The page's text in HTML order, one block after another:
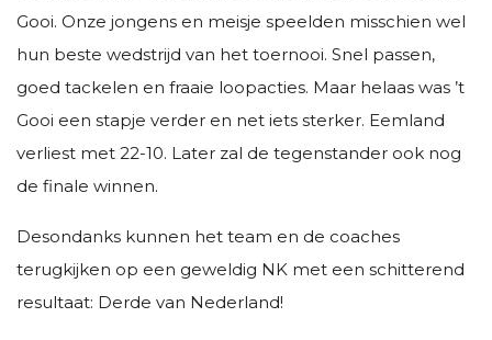
Gooi. Onze jongens en meisje speelden misschien wel
hun beste wedstrijd van het toernooi. Snel passen,
goed tackelen en fraaie loopacties. Maar helaas was ’t
Gooi een stapje verder en net iets sterker. Eemland
verliest met 22-10. Later zal de tegenstander ook nog
de finale winnen.
Desondanks kunnen het team en de coaches
terugkijken op een geweldig NK met een schitterend
resultaat: Derde van Nederland!